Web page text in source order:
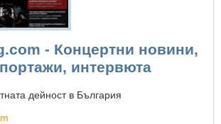
- Концертни новини,
интервюта
дейност в България